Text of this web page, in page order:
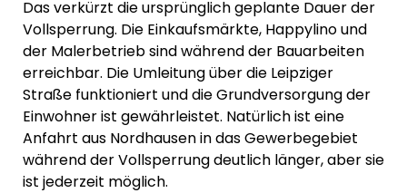
Das verkürzt die ursprünglich geplante Dauer der
Vollsperrung. Die Einkaufsmärkte, Happylino und
der Malerbetrieb sind während der Bauarbeiten
erreichbar. Die Umleitung über die Leipziger
Straße funktioniert und die Grundversorgung der
Einwohner ist gewährleistet. Natürlich ist eine
Anfahrt aus Nordhausen in das Gewerbegebiet
während der Vollsperrung deutlich länger, aber sie
ist jederzeit möglich.